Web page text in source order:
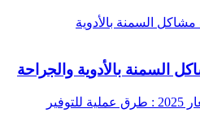
السمنة بالأدوية والجراحة